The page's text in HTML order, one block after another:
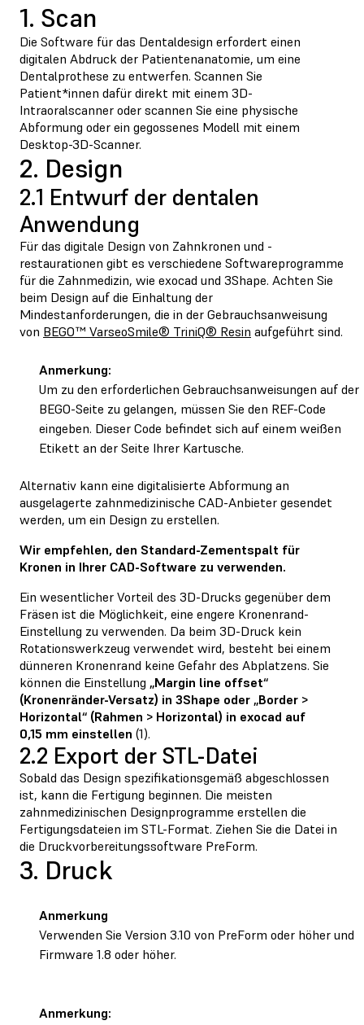
1. Scan
Die Software für das Dentaldesign erfordert einen
digitalen Abdruck der Patientenanatomie, um eine
Dentalprothese zu entwerfen. Scannen Sie
Patient*innen dafür direkt mit einem 3D-
Intraoralscanner oder scannen Sie eine physische
Abformung oder ein gegossenes Modell mit einem
Desktop-3D-Scanner.
2. Design
2.1 Entwurf der dentalen
Anwendung
Für das digitale Design von Zahnkronen und -
restaurationen gibt es verschiedene Softwareprogramme
für die Zahnmedizin, wie exocad und 3Shape. Achten Sie
beim Design auf die Einhaltung der
Mindestanforderungen, die in der Gebrauchsanweisung
von BEGO™ VarseoSmile® TriniQ® Resin aufgeführt sind.
Anmerkung:
Um zu den erforderlichen Gebrauchsanweisungen auf der
BEGO-Seite zu gelangen, müssen Sie den REF-Code
eingeben. Dieser Code befindet sich auf einem weißen
Etikett an der Seite Ihrer Kartusche.
Alternativ kann eine digitalisierte Abformung an
ausgelagerte zahnmedizinische CAD-Anbieter gesendet
werden, um ein Design zu erstellen.
Wir empfehlen, den Standard-Zementspalt für
Kronen in Ihrer CAD-Software zu verwenden.
Ein wesentlicher Vorteil des 3D-Drucks gegenüber dem
Fräsen ist die Möglichkeit, eine engere Kronenrand-
Einstellung zu verwenden. Da beim 3D-Druck kein
Rotationswerkzeug verwendet wird, besteht bei einem
dünneren Kronenrand keine Gefahr des Abplatzens. Sie
können die Einstellung „Margin line offset“
(Kronenränder-Versatz) in 3Shape oder „Border >
Horizontal“ (Rahmen > Horizontal) in exocad auf
0,15 mm einstellen (1).
2.2 Export der STL-Datei
Sobald das Design spezifikationsgemäß abgeschlossen
ist, kann die Fertigung beginnen. Die meisten
zahnmedizinischen Designprogramme erstellen die
Fertigungsdateien im STL-Format. Ziehen Sie die Datei in
die Druckvorbereitungssoftware PreForm.
3. Druck
Anmerkung
Verwenden Sie Version 3.10 von PreForm oder höher und
Firmware 1.8 oder höher.
Anmerkung: